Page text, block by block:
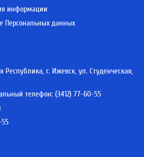
информации
Персональных данных
Республика, г. Ижевск, ул. Студенческая,
телефон: (3412) 77-60-55